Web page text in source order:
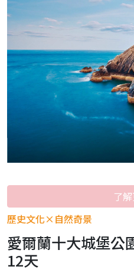
了
歷史文化×自然奇景
愛爾蘭十大城堡公
12天